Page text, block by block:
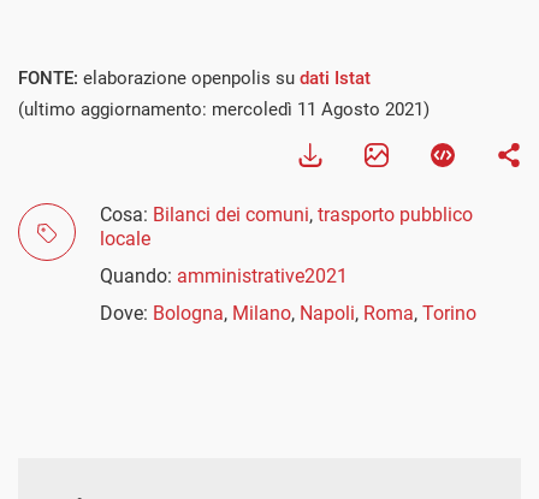
FONTE: elaborazione openpolis su dati Istat
(ultimo aggiornamento: mercoledì 11 Agosto 2021)
Cosa: Bilanci dei comuni, trasporto pubblico
locale
Quando: amministrative2021
Dove: Bologna, Milano, Napoli, Roma, Torino